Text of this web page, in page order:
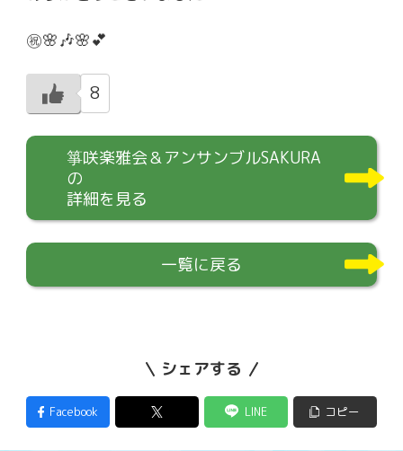
㊗️🌸🎶🌸💕
8
箏咲楽雅会＆アンサンブルSAKURA
の
詳細を見る
一覧に戻る
シェアする
Facebook LINE コピー